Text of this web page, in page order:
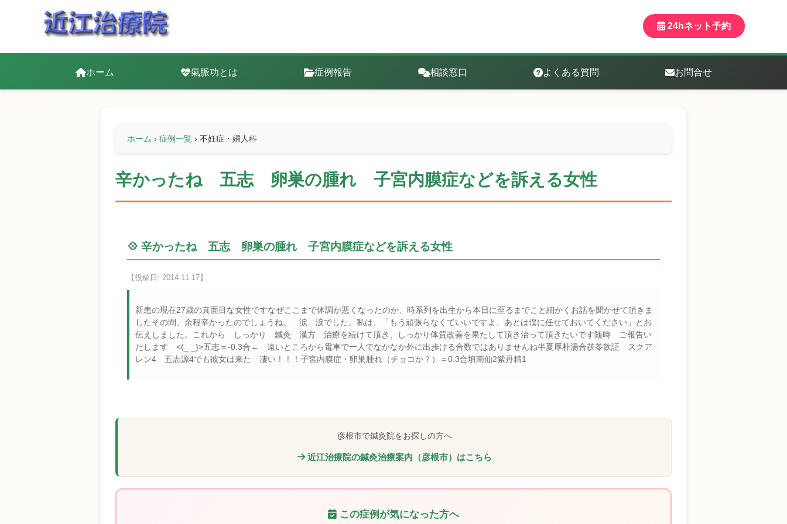
24hネット予約
ホーム 氣脈功とは 症例報告 相談窓口 よくある質問 お問合せ
ホーム › 症例一覧 › 不妊症・婦人科
辛かったね 五志 卵巣の腫れ 子宮内膜症などを訴える女性
💠 辛かったね 五志 卵巣の腫れ 子宮内膜症などを訴える女性
【投稿日: 2014-11-17】
新患の現在27歳の真面目な女性ですなぜここまで体調が悪くなったのか、時系列を出生から本日に至るまでこと細かくお話を聞かせて頂きま
したその間、余程辛かったのでしょうね。 涙 涙でした。私は、「もう頑張らなくていいですよ、あとは僕に任せておいてください」とお
伝えしました。これから しっかり 鍼灸 漢方 治療を続けて頂き、しっかり体質改善を果たして頂き治って頂きたいです随時 ご報告い
たします <(_ _)>五志＝-0.3合← 遠いところから電車で一人でなかなか外に出歩ける合数ではありませんね半夏厚朴湯合茯苓飲証 スクア
レン4 五志源4でも彼女は来た 凄い！！！子宮内膜症・卵巣腫れ（チョコか？）＝0.3合填南仙2紫丹精1
彦根市で鍼灸院をお探しの方へ
近江治療院の鍼灸治療案内（彦根市）はこちら
この症例が気になった方へ